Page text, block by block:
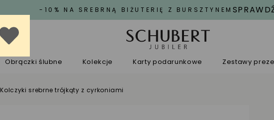
-10% NA SREBRNĄ BIŻUTERIĘ Z BURSZTYNEM
Obrączki ślubne Kolekcje Karty podarunkowe Zestawy
Kolczyki srebrne trójkąty z cyrkoniami